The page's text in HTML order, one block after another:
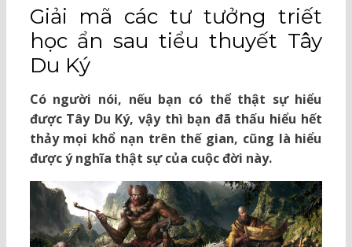
Giải mã các tư tưởng triết
học ẩn sau tiểu thuyết Tây
Du Ký
Có người nói, nếu bạn có thể thật sự hiểu
được Tây Du Ký, vậy thì bạn đã thấu hiểu hết
thảy mọi khổ nạn trên thế gian, cũng là hiểu
được ý nghĩa thật sự của cuộc đời này.